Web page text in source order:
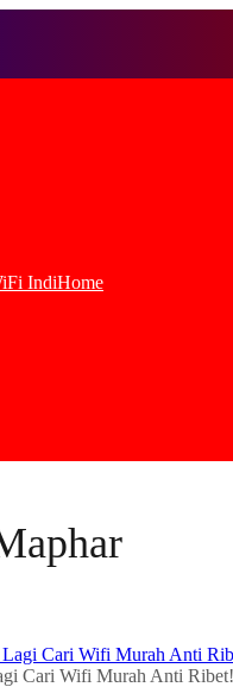
IndiHome
Cari Wifi Murah Anti Ribet!